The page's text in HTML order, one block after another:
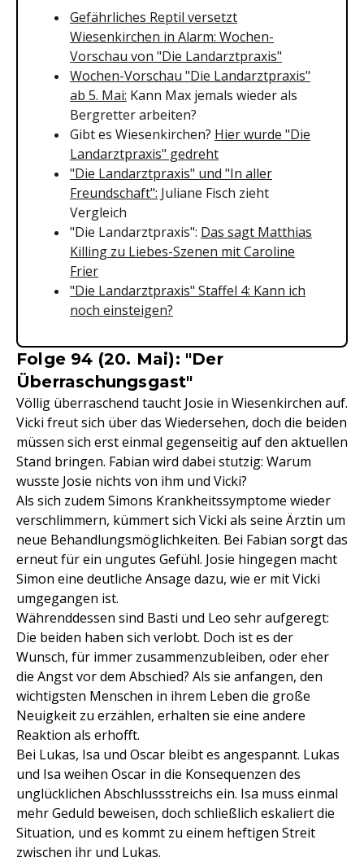
Gefährliches Reptil versetzt
Wiesenkirchen in Alarm: Wochen-
Vorschau von "Die Landarztpraxis"
Wochen-Vorschau "Die Landarztpraxis"
ab 5. Mai: Kann Max jemals wieder als
Bergretter arbeiten?
Gibt es Wiesenkirchen? Hier wurde "Die
Landarztpraxis" gedreht
"Die Landarztpraxis" und "In aller
Freundschaft": Juliane Fisch zieht
Vergleich
"Die Landarztpraxis": Das sagt Matthias
Killing zu Liebes-Szenen mit Caroline
Frier
"Die Landarztpraxis" Staffel 4: Kann ich
noch einsteigen?
Folge 94 (20. Mai): "Der
Überraschungsgast"
Völlig überraschend taucht Josie in Wiesenkirchen auf.
Vicki freut sich über das Wiedersehen, doch die beiden
müssen sich erst einmal gegenseitig auf den aktuellen
Stand bringen. Fabian wird dabei stutzig: Warum
wusste Josie nichts von ihm und Vicki?
Als sich zudem Simons Krankheitssymptome wieder
verschlimmern, kümmert sich Vicki als seine Ärztin um
neue Behandlungsmöglichkeiten. Bei Fabian sorgt das
erneut für ein ungutes Gefühl. Josie hingegen macht
Simon eine deutliche Ansage dazu, wie er mit Vicki
umgegangen ist.
Währenddessen sind Basti und Leo sehr aufgeregt:
Die beiden haben sich verlobt. Doch ist es der
Wunsch, für immer zusammenzubleiben, oder eher
die Angst vor dem Abschied? Als sie anfangen, den
wichtigsten Menschen in ihrem Leben die große
Neuigkeit zu erzählen, erhalten sie eine andere
Reaktion als erhofft.
Bei Lukas, Isa und Oscar bleibt es angespannt. Lukas
und Isa weihen Oscar in die Konsequenzen des
unglücklichen Abschlussstreichs ein. Isa muss einmal
mehr Geduld beweisen, doch schließlich eskaliert die
Situation, und es kommt zu einem heftigen Streit
zwischen ihr und Lukas.